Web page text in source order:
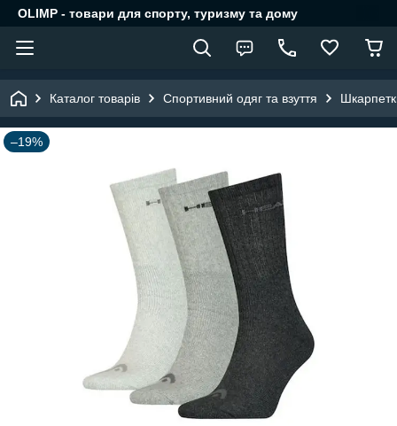
OLIMP - товари для спорту, туризму та дому
Каталог товарів Спортивний одяг та взуття
–19%